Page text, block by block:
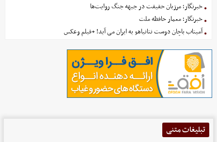
خبرنگار؛ مرزبان حقیقت در جبهه جنگ روایت‌ها
خبرنگار؛ معمار حافظه ملت
آمیتاب باچان دوست نتانیاهو به ایران می آید! +فیلم وعکس
تبلیغات متنی